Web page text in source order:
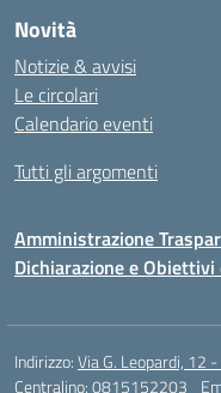
Novità
Notizie & avvisi
Le circolari
Calendario eventi
Tutti gli argomenti
Amministrazione
Dichiarazione e
Indirizzo:Via G. Leopardi, 12
Centralino:0815152203